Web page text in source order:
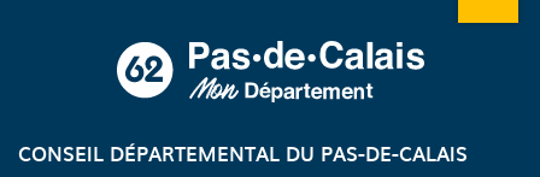
CONSEIL DÉPARTEMENTAL DU PAS-DE-CALAIS